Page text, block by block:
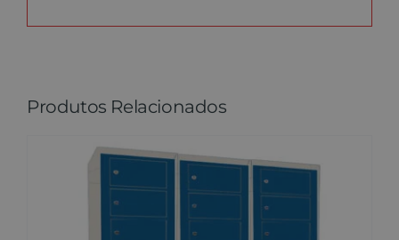
Produtos Relacionados